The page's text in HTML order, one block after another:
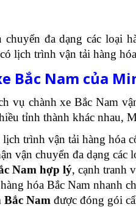
chuyển đa dạng các loại
lịch trình vận tải hàng
Bắc Nam của
vụ chành xe Bắc Nam
tỉnh thành khác nhau,
trình vận tải hàng hóa
vận chuyển đa dạng
Nam hợp lý, cạnh tranh
hóa Bắc Nam nhanh
Bắc Nam được đóng gói